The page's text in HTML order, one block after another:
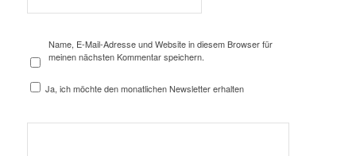
Name, E-Mail-Adresse und Website in diesem Browser für
meinen nächsten Kommentar speichern.
Ja, ich möchte den monatlichen Newsletter erhalten